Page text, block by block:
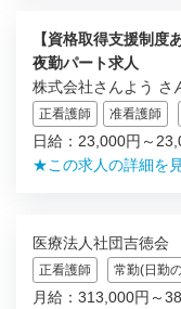
【資格取得支援制度
夜勤パート求人
株式会社さんよう さ
正看護師 准看護師
日給：23,000円～
★この求人の詳細を
医療法人社団吉徳
正看護師 常勤(日勤
月給：313,000円～